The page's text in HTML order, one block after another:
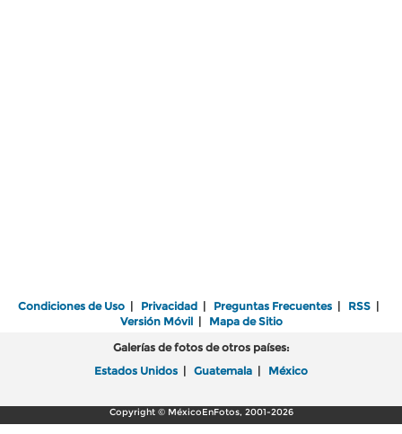
Condiciones de Uso | Privacidad | Preguntas Frecuentes | RSS |
Versión Móvil| Mapa de Sitio
Galerías de fotos de otros países:
Estados Unidos | Guatemala | México
Copyright © MéxicoEnFotos, 2001-2026